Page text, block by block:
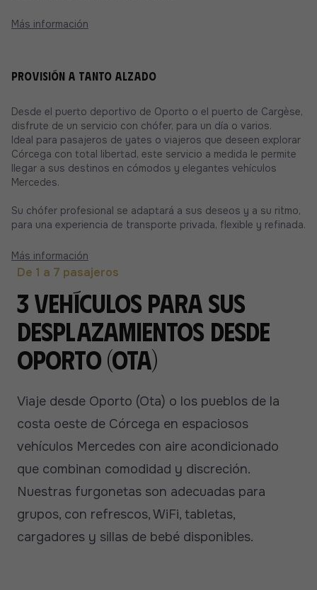
Más información
Provisión a tanto alzado
Desde el puerto deportivo de Oporto o el puerto de Cargèse,
disfrute de un servicio con chófer, para un día o varios.
Ideal para pasajeros de yates o viajeros que deseen explorar
Córcega con total libertad, este servicio a medida le permite
llegar a sus destinos en cómodos y elegantes vehículos
Mercedes.
Su chófer profesional se adaptará a sus deseos y a su ritmo,
para una experiencia de transporte privada, flexible y refinada.
Más información
De 1 a 7 pasajeros
3 vehículos para sus
desplazamientos desde
Oporto (Ota)
Viaje desde Oporto (Ota) o los pueblos de la
costa oeste de Córcega en espaciosos
vehículos Mercedes con aire acondicionado
que combinan comodidad y discreción.
Nuestras furgonetas son adecuadas para
grupos, con refrescos, WiFi, tabletas,
cargadores y sillas de bebé disponibles.